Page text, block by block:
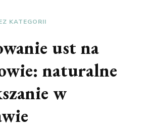
KATEGORII
ust na
naturalne
w